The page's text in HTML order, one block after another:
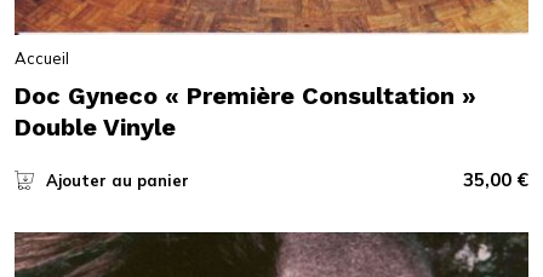
Accueil
Doc Gyneco « Première Consultation »
Double Vinyle
Ajouter au panier 35,00 €